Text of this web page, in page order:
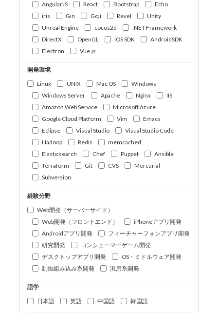
AngularJS
React Bootstrap
Echo
iris
Gin Goji Revel
Unity
Unreal Engine
cocos2d
.NET Framework
DirectX
OpenGL iOS SDK
AndroidSDK
Electron
Vue.js
開発環境
Linux
UNIX Mac OS
Windows
Windows Server
Apache Nginx
IIS
Amazon Web Service
Microsoft Azure
Google Cloud Platform
Vim
Emacs
Eclipse
Visual Studio
Visual Studio Code
Hadoop
Redis
memcached
Elasticsearch
Chef Puppet
Ansible
Terraform
Git CVS
Mercurial
Subversion
経験分野
Web開発（サーバーサイド）
Web開発（フロントエンド）
iPhoneアプリ開発
Androidアプリ開発
フィーチャーフォンアプリ開発
研究開発
コンシューマーゲーム開発
デスクトップアプリ開発
OS・ミドルウェア開発
制御組み込み系開発
汎用系開発
語学
日本語
英語 中国語 韓国語